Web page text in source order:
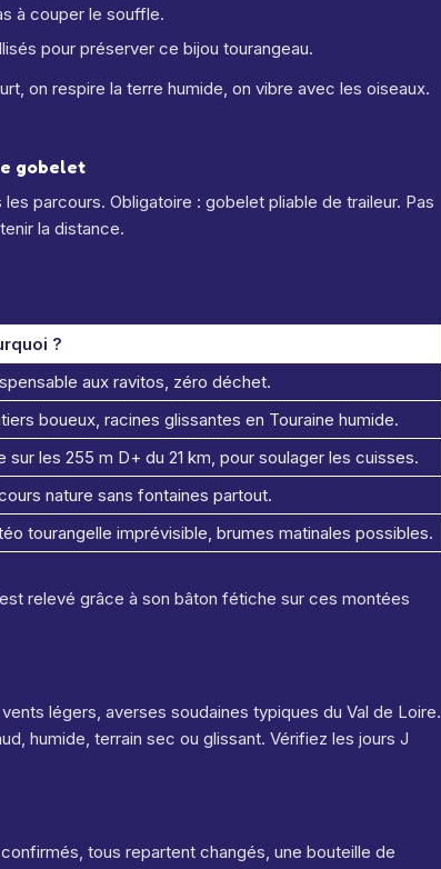
à couper le souffle.
pour préserver ce bijou tourangeau.
on respire la terre humide, on vibre avec les oiseaux.
gobelet
parcours. Obligatoire : gobelet pliable de traileur. Pas
la distance.
?
aux ravitos, zéro déchet.
boueux, racines glissantes en Touraine humide.
sur les 255 m D+ du 21 km, pour soulager les cuisses.
nature sans fontaines partout.
tourangelle imprévisible, brumes matinales possibles.
relevé grâce à son bâton fétiche sur ces montées
légers, averses soudaines typiques du Val de Loire.
humide, terrain sec ou glissant. Vérifiez les jours J
tous repartent changés, une bouteille de